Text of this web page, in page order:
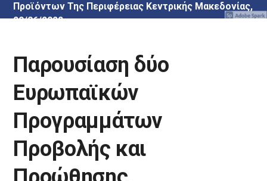
Προϊόντων Της Περιφέρειας Κεντρικής Μακεδονίας,
29/06/2022
Παρουσίαση δύο
Ευρωπαϊκών
Προγραμμάτων
Προβολής και